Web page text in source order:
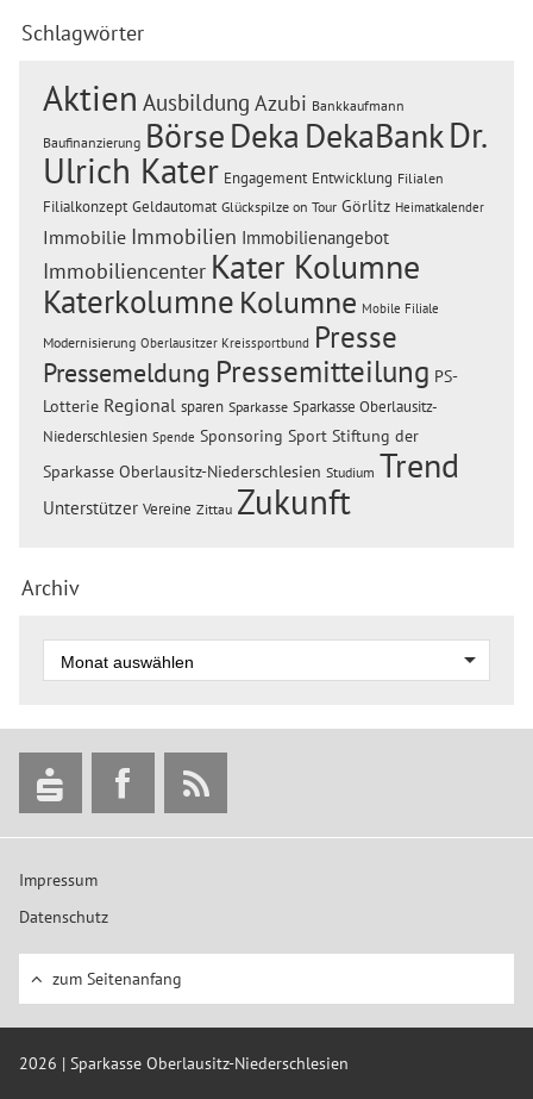
Schlagwörter
Aktien Ausbildung Azubi Bankkaufmann
Baufinanzierung BörseDeka DekaBankDr.
Ulrich Kater Engagement Entwicklung Filialen
Filialkonzept Geldautomat Glückspilze on Tour Görlitz Heimatkalender
Immobilie Immobilien Immobilienangebot
Immobiliencenter Kater Kolumne
Katerkolumne Kolumne Mobile Filiale
Modernisierung Oberlausitzer Kreissportbund Presse
Pressemeldung Pressemitteilung PS-
Lotterie Regional sparen Sparkasse Sparkasse Oberlausitz-
Niederschlesien Spende Sponsoring Sport Stiftung der
Sparkasse Oberlausitz-Niederschlesien Studium Trend
Unterstützer Vereine Zittau Zukunft
Archiv
Impressum
Datenschutz
zum Seitenanfang
2026 | Sparkasse Oberlausitz-Niederschlesien